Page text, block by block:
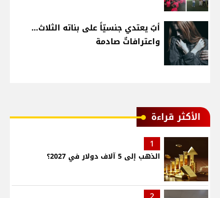
أبٌ يعتدي جنسيّاً على بناته الثلاث…
واعترافاتٌ صادمة
الأكثر قراءة
1
الذهب إلى 5 آلاف دولار في 2027؟